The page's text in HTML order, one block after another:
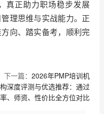
真正助力职场稳步发展
理思维与实战能力。正
向、踏实备考，顺利完
下一篇：2026年PMP培训机
构深度评测与优选推荐：通过
率、师资、性价比全方位对比